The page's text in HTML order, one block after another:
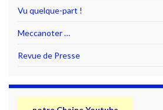
Vu quelque-part !
Meccanoter …
Revue de Presse